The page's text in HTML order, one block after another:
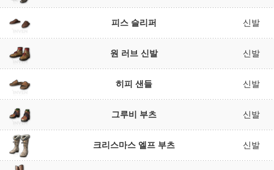
피스 슬리퍼 신발
원 러브 신발 신발
히피 샌들 신발
그루비 부츠 신발
크리스마스 엘프 부츠 신발